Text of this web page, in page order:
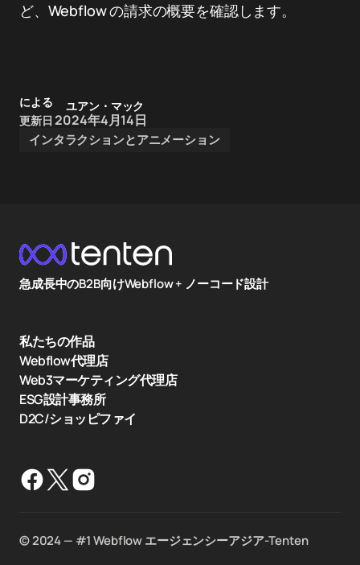
ど、Webflow の請求の概要を確認します。
による
ユアン・マック
更新日 2024年4月14日
インタラクションとアニメーション
急成長中のB2B向けWebflow + ノーコード設計
私たちの作品
Webflow代理店
Web3マーケティング代理店
ESG設計事務所
D2C/ショッピファイ
©️ 2024 — #1 Webflow エージェンシーアジア-Tenten